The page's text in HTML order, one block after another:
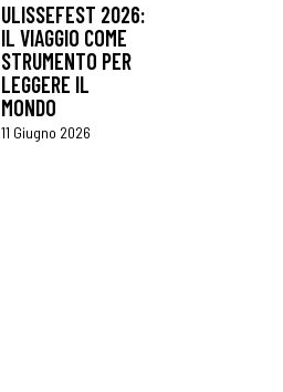
ULISSEFEST 2026:
IL VIAGGIO COME
STRUMENTO PER
LEGGERE IL
MONDO
11 Giugno 2026